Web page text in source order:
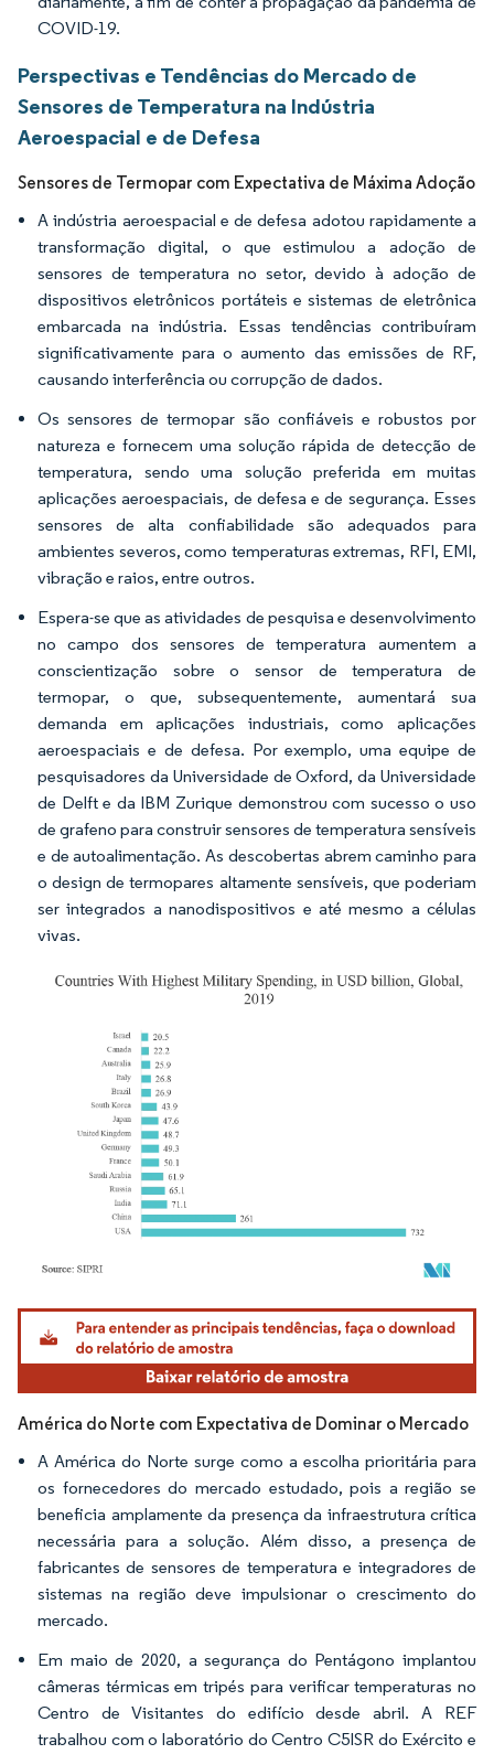
COVID-19.
Perspectivas e Tendências do Mercado de
Sensores de Temperatura na Indústria
Aeroespacial e de Defesa
Sensores de Termopar com Expectativa de Máxima Adoção
A indústria aeroespacial e de defesa adotou rapidamente a
transformação digital, o que estimulou a adoção de
sensores de temperatura no setor, devido à adoção de
dispositivos eletrônicos portáteis e sistemas de eletrônica
embarcada na indústria. Essas tendências contribuíram
significativamente para o aumento das emissões de RF,
causando interferência ou corrupção de dados.
Os sensores de termopar são confiáveis e robustos por
natureza e fornecem uma solução rápida de detecção de
temperatura, sendo uma solução preferida em muitas
aplicações aeroespaciais, de defesa e de segurança. Esses
sensores de alta confiabilidade são adequados para
ambientes severos, como temperaturas extremas, RFI, EMI,
vibração e raios, entre outros.
Espera-se que as atividades de pesquisa e desenvolvimento
no campo dos sensores de temperatura aumentem a
conscientização sobre o sensor de temperatura de
termopar, o que, subsequentemente, aumentará sua
demanda em aplicações industriais, como aplicações
aeroespaciais e de defesa. Por exemplo, uma equipe de
pesquisadores da Universidade de Oxford, da Universidade
de Delft e da IBM Zurique demonstrou com sucesso o uso
de grafeno para construir sensores de temperatura sensíveis
e de autoalimentação. As descobertas abrem caminho para
o design de termopares altamente sensíveis, que poderiam
ser integrados a nanodispositivos e até mesmo a células
vivas.
Imagem © Mordor Intelligence. O reuso requer atribuição conforme CC BY 4.0.
América do Norte com Expectativa de Dominar o Mercado
A América do Norte surge como a escolha prioritária para
os fornecedores do mercado estudado, pois a região se
beneficia amplamente da presença da infraestrutura crítica
necessária para a solução. Além disso, a presença de
fabricantes de sensores de temperatura e integradores de
sistemas na região deve impulsionar o crescimento do
mercado.
Em maio de 2020, a segurança do Pentágono implantou
câmeras térmicas em tripés para verificar temperaturas no
Centro de Visitantes do edifício desde abril. A REF
trabalhou com o laboratório do Centro C5ISR do Exército e